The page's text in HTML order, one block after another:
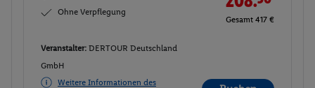
Ohne Verpflegung
Gesamt 417 €
Veranstalter: DERTOUR Deutschland
GmbH
Weitere Informationen des